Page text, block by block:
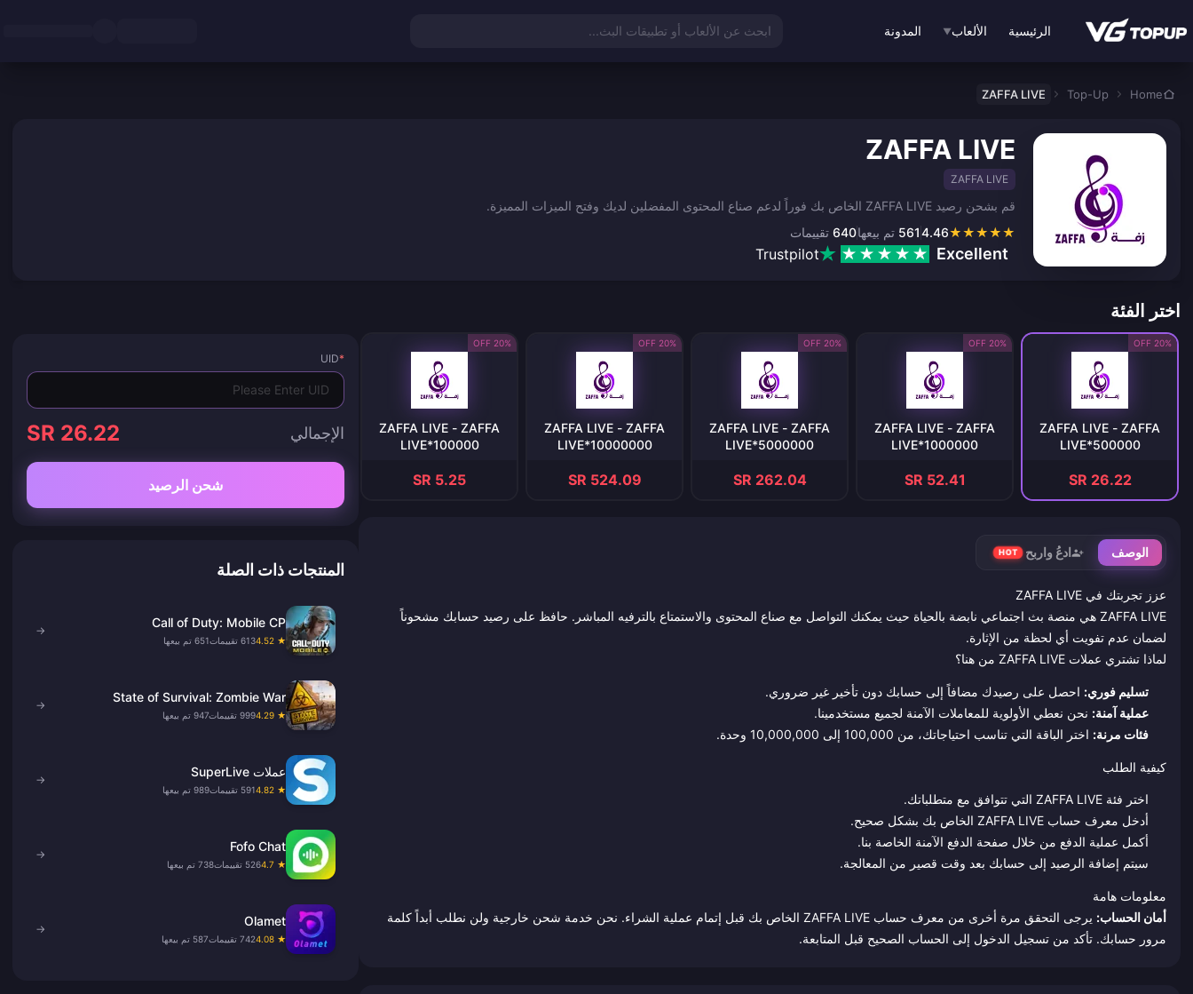
الرئيسية الألعاب▼ المدونة ابحث عن الألعاب أو تطبيقات البث...
Home
Top-Up
ZAFFA LIVE
ZAFFA LIVE
ZAFFA LIVE
قم بشحن رصيد ZAFFA LIVE الخاص بك فوراً لدعم صناع المحتوى المفضلين لديك وفتح الميزات المميزة.
★
★
★
★
★
4.46
640 تقييمات 561 تم بيعها
Excellent
Trustpilot
اختر الفئة
20% OFF
ZAFFA LIVE - ZAFFA
LIVE*500000
SR 26.22
20% OFF
ZAFFA LIVE - ZAFFA
LIVE*1000000
SR 52.41
20% OFF
ZAFFA LIVE - ZAFFA
LIVE*5000000
SR 262.04
20% OFF
ZAFFA LIVE - ZAFFA
LIVE*10000000
SR 524.09
20% OFF
ZAFFA LIVE - ZAFFA
LIVE*100000
SR 5.25
الوصف ادعُ واربح HOT
عزز تجربتك في ZAFFA LIVE
ZAFFA LIVE هي منصة بث اجتماعي نابضة بالحياة حيث يمكنك التواصل مع صناع المحتوى والاستمتاع بالترفيه المباشر. حافظ على رصيد حسابك مشحوناً
لضمان عدم تفويت أي لحظة من الإثارة.
لماذا تشتري عملات ZAFFA LIVE من هنا؟
تسليم فوري: احصل على رصيدك مضافاً إلى حسابك دون تأخير غير ضروري.
عملية آمنة: نحن نعطي الأولوية للمعاملات الآمنة لجميع مستخدمينا.
فئات مرنة: اختر الباقة التي تناسب احتياجاتك، من 100,000 إلى 10,000,000 وحدة.
كيفية الطلب
اختر فئة ZAFFA LIVE التي تتوافق مع متطلباتك.
أدخل معرف حساب ZAFFA LIVE الخاص بك بشكل صحيح.
أكمل عملية الدفع من خلال صفحة الدفع الآمنة الخاصة بنا.
سيتم إضافة الرصيد إلى حسابك بعد وقت قصير من المعالجة.
معلومات هامة
أمان الحساب:
يرجى التحقق مرة أخرى من معرف حساب ZAFFA LIVE الخاص بك قبل إتمام عملية الشراء. نحن خدمة شحن خارجية ولن نطلب أبداً كلمة
مرور حسابك. تأكد من تسجيل الدخول إلى الحساب الصحيح قبل المتابعة.
*
UID
الإجمالي SR 26.22
شحن الرصيد
المنتجات ذات الصلة
Call of Duty: Mobile CP
★ 4.52 613 تقييمات 651 تم بيعها
→
State of Survival: Zombie War
★ 4.29 999 تقييمات 947 تم بيعها
→
عملات SuperLive
★ 4.82 591 تقييمات 989 تم بيعها
→
Fofo Chat
★ 4.7 526 تقييمات 738 تم بيعها
→
Olamet
★ 4.08 742 تقييمات 587 تم بيعها
→